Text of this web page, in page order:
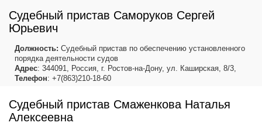
Судебный пристав Саморуков Сергей
Юрьевич
Должность: Судебный пристав по обеспечению установленного
порядка деятельности судов
Адрес: 344091, Россия, г. Ростов-на-Дону, ул. Каширская, 8/3,
Телефон: +7(863)210-18-60
Судебный пристав Смаженкова Наталья
Алексеевна